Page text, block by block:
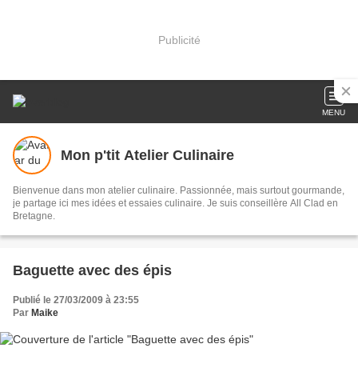
Publicité
MENU
Mon p'tit Atelier Culinaire
Bienvenue dans mon atelier culinaire. Passionnée, mais surtout gourmande,
je partage ici mes idées et essaies culinaire. Je suis conseillère All Clad en
Bretagne.
Baguette avec des épis
Publié le 27/03/2009 à 23:55
Par Maike